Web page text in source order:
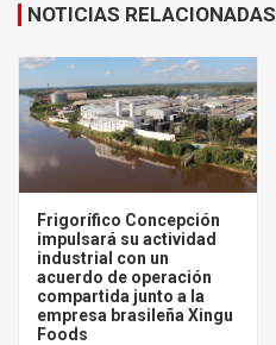
NOTICIAS RELACIONADAS
Frigorífico Concepción
impulsará su actividad
industrial con un
acuerdo de operación
compartida junto a la
empresa brasileña Xingu
Foods